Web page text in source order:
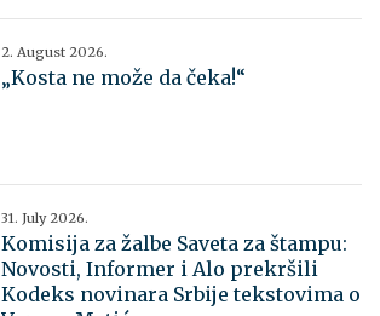
2. August 2026.
„Kosta ne može da čeka!“
31. July 2026.
Komisija za žalbe Saveta za štampu:
Novosti, Informer i Alo prekršili
Kodeks novinara Srbije tekstovima o